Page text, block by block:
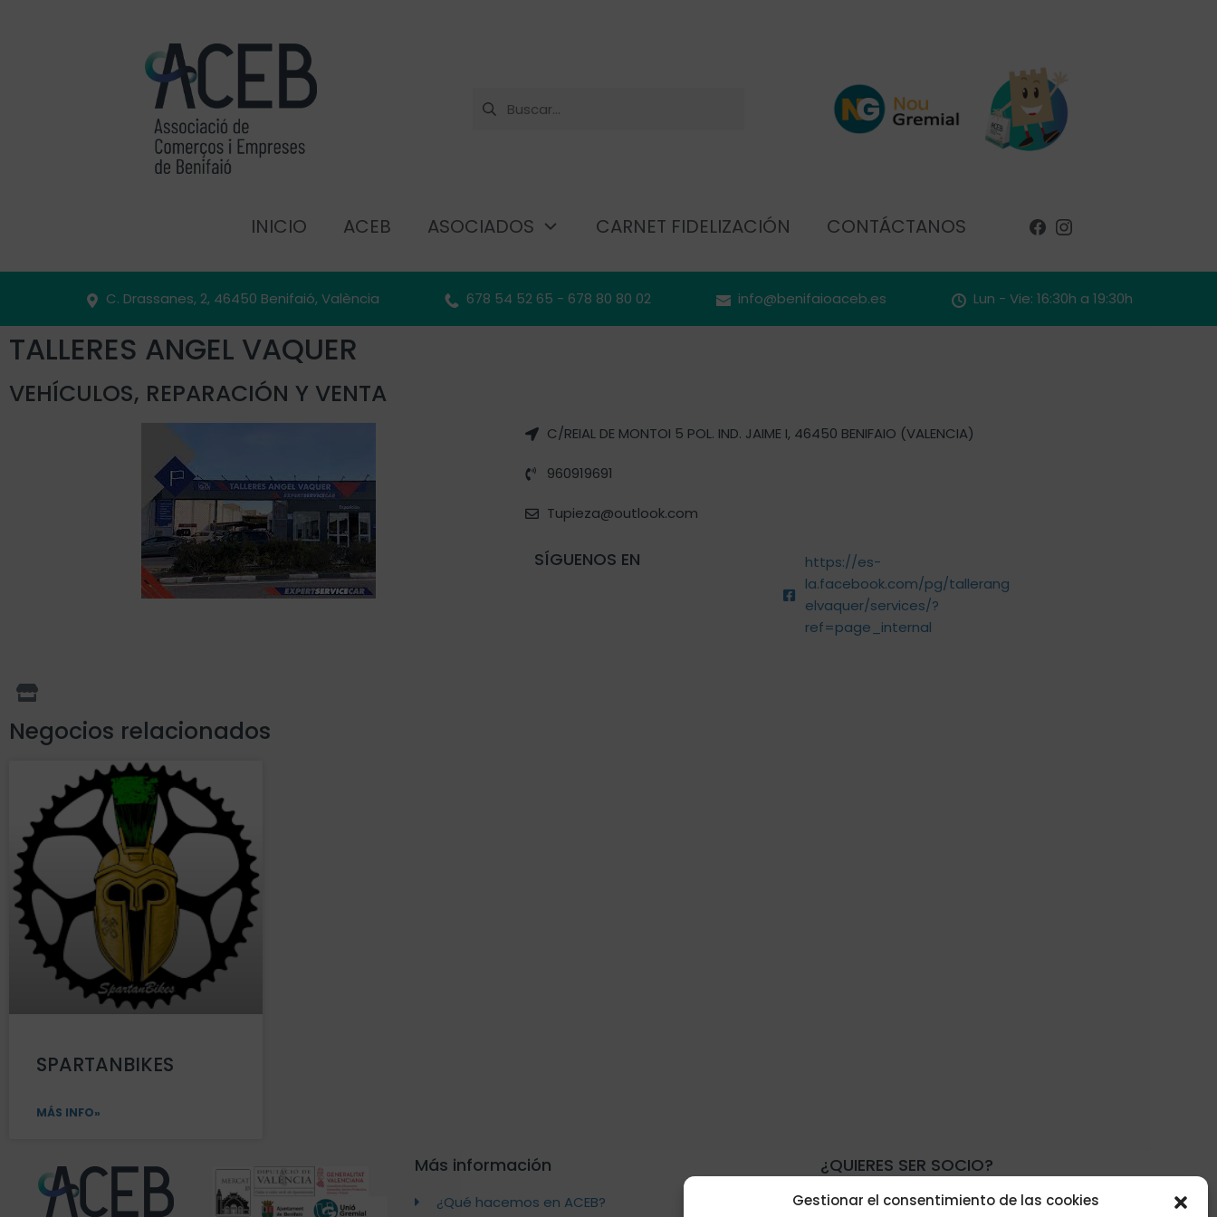
Gestionar el consentimiento de las cookies
INICIO ACEB ASOCIADOS CARNET FIDELIZACIÓN CONTÁCTANOS
C. Drassanes, 2, 46450 Benifaió, València 678 54 52 65 - 678 80 80 02 info@benifaioaceb.es Lun - Vie: 16:30h a 19:30h
TALLERES ANGEL VAQUER
VEHÍCULOS, REPARACIÓN Y VENTA
C/REIAL DE MONTOI 5 POL. IND. JAIME I, 46450 BENIFAIO (VALENCIA)
960919691
Tupieza@outlook.com
SÍGUENOS EN
https://es-
la.facebook.com/pg/tallerang
elvaquer/services/?
ref=page_internal
Negocios relacionados
SPARTANBIKES
MÁS INFO»
Más información
¿Qué hacemos en ACEB?
¿QUIERES SER SOCIO?